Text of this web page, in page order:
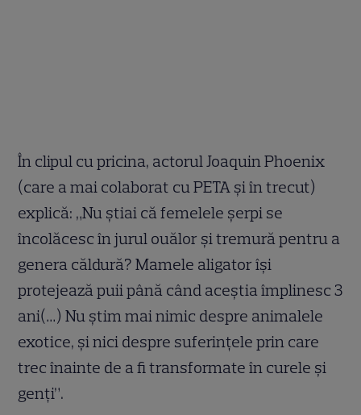
În clipul cu pricina, actorul Joaquin Phoenix
(care a mai colaborat cu PETA şi în trecut)
explică: „Nu ştiai că femelele şerpi se
încolăcesc în jurul ouălor şi tremură pentru a
genera căldură? Mamele aligator îşi
protejează puii până când aceştia împlinesc 3
ani(…) Nu ştim mai nimic despre animalele
exotice, şi nici despre suferinţele prin care
trec înainte de a fi transformate în curele şi
genţi”.